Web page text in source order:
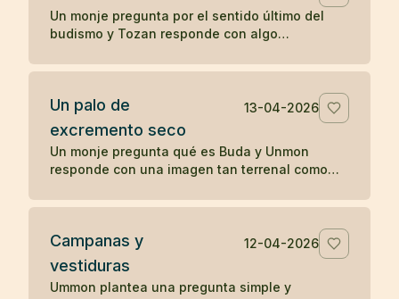
Un monje pregunta por el sentido último del
budismo y Tozan responde con algo
koan sobre la realidad inmediata.
Un palo de
excremento seco
13-04-2026
Un monje pregunta qué es Buda y Unmon
responde con una imagen tan terrenal como
Campanas y
vestiduras
12-04-2026
Ummon plantea una pregunta simple y